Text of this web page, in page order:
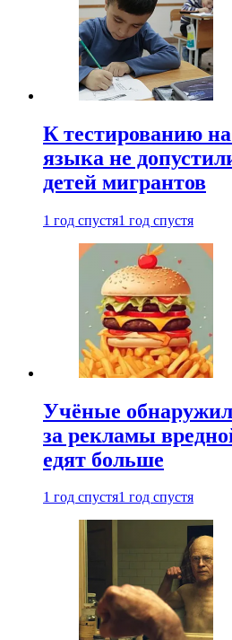
К тестированию на
языка не
детей мигрантов
1 год спустя1 год спустя
Учёные
за рекламы
едят больше
1 год спустя1 год спустя